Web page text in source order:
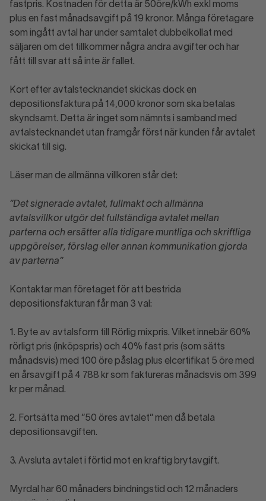
fastpris. Kostnaden för detta är 50öre/kWh exkl moms
plus en fast månadsavgift på 19 kronor. Många företagare
som ingått avtal har under samtalet dubbelkollat med
säljaren om det tillkommer några andra avgifter och har
fått till svar att så inte är fallet.
Kort efter avtalstecknandet skickas dock en
depositionsfaktura på 14,000 kronor som ska betalas
skyndsamt. Detta är inget som nämnts i samband med
avtalstecknandet utan framgår först när kunden får avtalet
skickat till sig.
Läser man de allmänna villkoren står det:
”Det signerade avtalet, fullmakt och allmänna
avtalsvillkor utgör det fullständiga avtalet mellan
parterna och ersätter alla tidigare muntliga och skriftliga
uppgörelser, förslag eller annan kommunikation gjorda
av parterna”
Kontaktar man företaget för att bestrida
depositionsfakturan får man 3 val:
1. Byte av avtalsform till Rörlig mixpris. Vilket innebär 60%
rörligt pris (inköpspris) och 40% fast pris (som sätts
månadsvis) med 100 öre påslag plus elcertifikat 5 öre med
en årsavgift på 4 788 kr som faktureras månadsvis om 399
kr per månad.
2. Fortsätta med ”50 öres avtalet” men då betala
depositionsavgiften.
3. Avsluta avtalet i förtid mot en kraftig brytavgift.
Myrdal har 60 månaders bindningstid och 12 månaders